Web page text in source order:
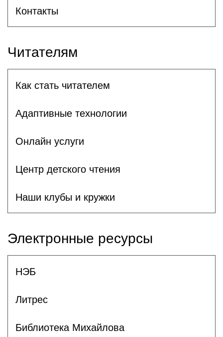
Контакты
Читателям
Как стать читателем
Адаптивные технологии
Онлайн услуги
Центр детского чтения
Наши клубы и кружки
Электронные ресурсы
НЭБ
Литрес
Библиотека Михайлова